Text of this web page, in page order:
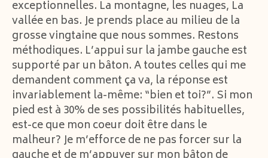
exceptionnelles. La montagne, les nuages, La
vallée en bas. Je prends place au milieu de la
grosse vingtaine que nous sommes. Restons
méthodiques. L’appui sur la jambe gauche est
supporté par un bâton. A toutes celles qui me
demandent comment ça va, la réponse est
invariablement la-même: “bien et toi?”. Si mon
pied est à 30% de ses possibilités habituelles,
est-ce que mon coeur doit être dans le
malheur? Je m’efforce de ne pas forcer sur la